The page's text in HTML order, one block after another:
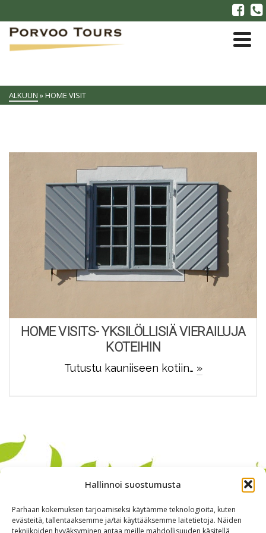
Hallinnoi suostumusta
Parhaan kokemuksen tarjoamiseksi käytämme teknologioita, kuten
evästeitä, tallentaaksemme ja/tai käyttääksemme laitetietoja. Näiden
tekniikoiden hyväksyminen antaa meille mahdollisuuden käsitellä
ALKUUN »HOME VISIT
HOME VISITS- YKSILÖLLISIÄ VIERAILUJA
KOTEIHIN
Tutustu kauniiseen kotiin… »